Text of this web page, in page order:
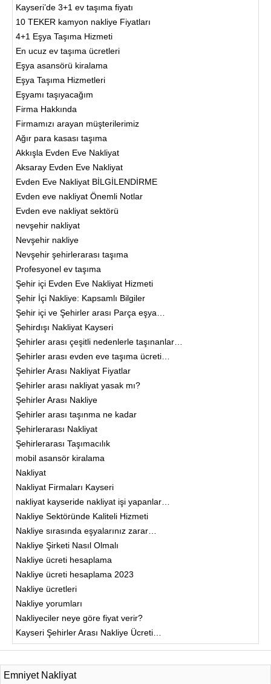
Kayseri’de 3+1 ev taşıma fiyatı
10 TEKER kamyon nakliye Fiyatları
4+1 Eşya Taşıma Hizmeti
En ucuz ev taşıma ücretleri
Eşya asansörü kiralama
Eşya Taşıma Hizmetleri
Eşyamı taşıyacağım
Firma Hakkında
Firmamızı arayan müşterilerimiz
Ağır para kasası taşıma
Akkışla Evden Eve Nakliyat
Aksaray Evden Eve Nakliyat
Evden Eve Nakliyat BİLGİLENDİRME
Evden eve nakliyat Önemli Notlar
Evden eve nakliyat sektörü
nevşehir nakliyat
Nevşehir nakliye
Nevşehir şehirlerarası taşıma
Profesyonel ev taşıma
Şehir içi Evden Eve Nakliyat Hizmeti
Şehir İçi Nakliye: Kapsamlı Bilgiler
Şehir içi ve Şehirler arası Parça eşya…
Şehirdışı Nakliyat Kayseri
Şehirler arası çeşitli nedenlerle taşınanlar…
Şehirler arası evden eve taşıma ücreti…
Şehirler Arası Nakliyat Fiyatlar
Şehirler arası nakliyat yasak mı?
Şehirler Arası Nakliye
Şehirler arası taşınma ne kadar
Şehirlerarası Nakliyat
Şehirlerarası Taşımacılık
mobil asansör kiralama
Nakliyat
Nakliyat Firmaları Kayseri
nakliyat kayseride nakliyat işi yapanlar…
Nakliye Sektöründe Kaliteli Hizmeti
Nakliye sırasında eşyalarınız zarar…
Nakliye Şirketi Nasıl Olmalı
Nakliye ücreti hesaplama
Nakliye ücreti hesaplama 2023
Nakliye ücretleri
Nakliye yorumları
Nakliyeciler neye göre fiyat verir?
Kayseri Şehirler Arası Nakliye Ücreti…
Emniyet Nakliyat